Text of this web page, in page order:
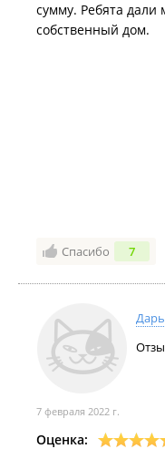
сумму. Ребята дали
собственный дом.
Спасибо 7
7 февраля 2022 г.
Оценка: